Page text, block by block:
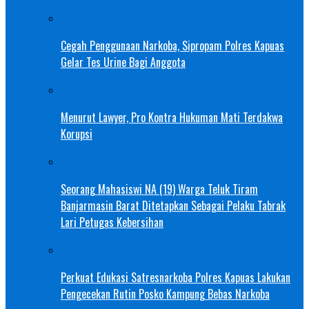
Cegah Penggunaan Narkoba, Sipropam Polres Kapuas
Gelar Tes Urine Bagi Anggota
Menurut Lawyer, Pro Kontra Hukuman Mati Terdakwa
Korupsi
Seorang Mahasiswi NA (19) Warga Teluk Tiram
Banjarmasin Barat Ditetapkan Sebagai Pelaku Tabrak
Lari Petugas Kebersihan
Perkuat Edukasi Satresnarkoba Polres Kapuas Lakukan
Pengecekan Rutin Posko Kampung Bebas Narkoba